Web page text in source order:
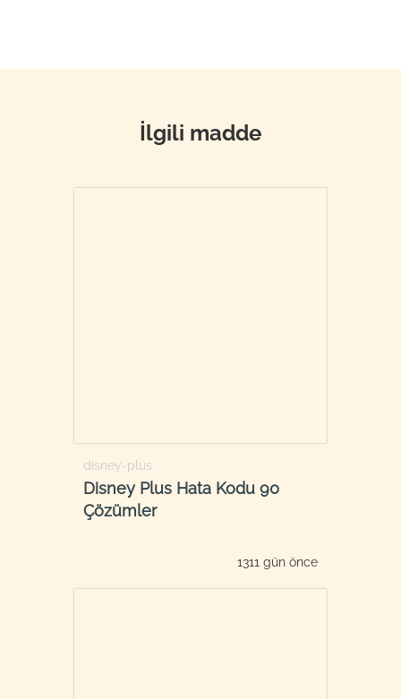
İlgili madde
disney-plus
Disney Plus Hata Kodu 90
Çözümler
1311 gün önce